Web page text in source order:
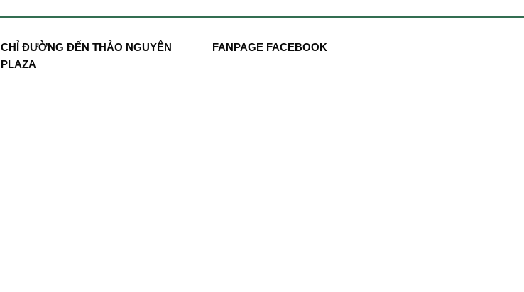
CHỈ ĐƯỜNG ĐẾN THẢO NGUYÊN
PLAZA
FANPAGE FACEBOOK